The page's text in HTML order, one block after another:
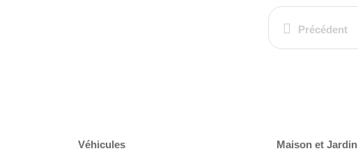
Précédent
Véhicules Maison et Jardin